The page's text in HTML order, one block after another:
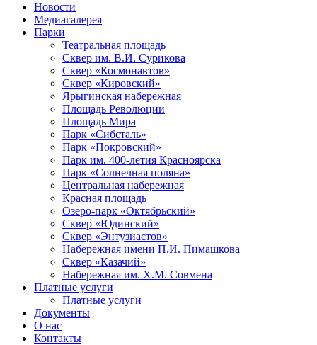
Новости
Медиагалерея
Парки
Театральная площадь
Сквер им. В.И. Сурикова
Сквер «Космонавтов»
Сквер «Кировский»
Ярыгинская набережная
Площадь Революции
Площадь Мира
Парк «Сибсталь»
Парк «Покровский»
Парк им. 400-летия Красноярска
Парк «Солнечная поляна»
Центральная набережная
Красная площадь
Озеро-парк «Октябрьский»
Сквер «Юдинский»
Сквер «Энтузиастов»
Набережная имени П.И. Пимашкова
Сквер «Казачий»
Набережная им. Х.М. Совмена
Платные услуги
Платные услуги
Документы
О нас
Контакты